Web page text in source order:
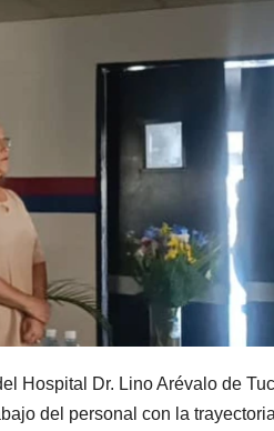
Hospital Dr. Lino Arévalo de
del personal con la